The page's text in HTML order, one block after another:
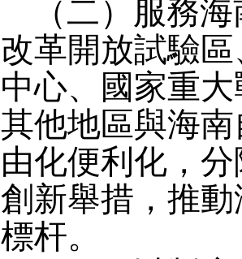
（二）服務
改革開放試驗
中心、國家重
其他地區與海
由化便利化，
創新舉措，推
標杆。